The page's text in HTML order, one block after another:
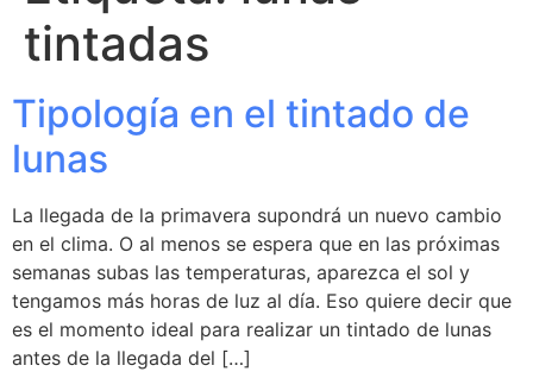
tintadas
Tipología en el tintado de
lunas
La llegada de la primavera supondrá un nuevo cambio
en el clima. O al menos se espera que en las próximas
semanas subas las temperaturas, aparezca el sol y
tengamos más horas de luz al día. Eso quiere decir que
es el momento ideal para realizar un tintado de lunas
antes de la llegada del […]